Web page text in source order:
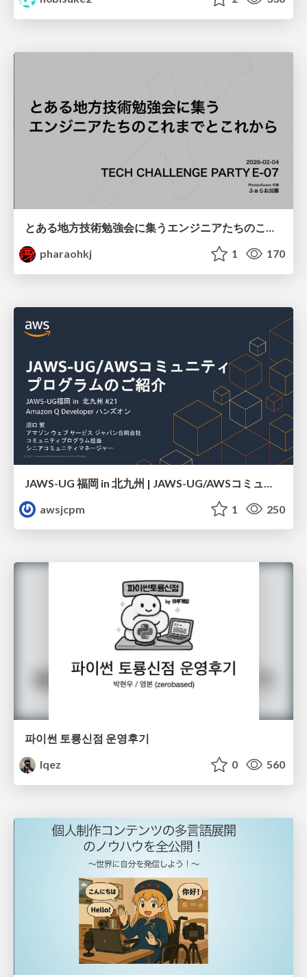
とある地方技術勉強会に集うエンジニアたちのこれまでとこれから
pharaohkj
1 170
awsjcpm
1 250
파이썬 토룡신점 운영후기
lqez
0 560